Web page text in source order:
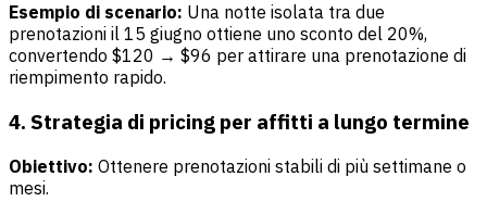
Esempio di scenario: Una notte isolata tra due
prenotazioni il 15 giugno ottiene uno sconto del 20%,
convertendo $120 → $96 per attirare una prenotazione di
riempimento rapido.
4. Strategia di pricing per affitti a lungo termine
Obiettivo: Ottenere prenotazioni stabili di più settimane o
mesi.